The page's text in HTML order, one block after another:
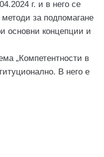
г. и в него се
за подпомагане
основни концепции и
„Компетентности в
В него е